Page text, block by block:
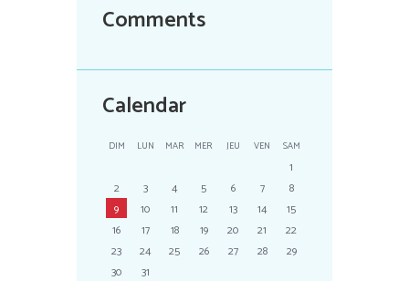
Comments
Calendar
DIM LUN MAR MER JEU VEN SAM
1
2
3 4 5 6 7
8
9
10 11 12 13 14
15
16
17 18 19 20 21
22
23
24 25 26 27 28
29
30
31